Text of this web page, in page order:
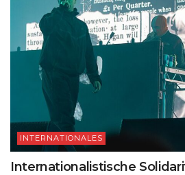
INTERNATIONALES
Internationalistische